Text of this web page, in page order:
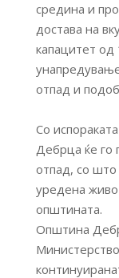
средина и
достава на
капацитет од
отпад и
Со
Дебрца ќе го
отпад, со што
уредена
општината.
Општина